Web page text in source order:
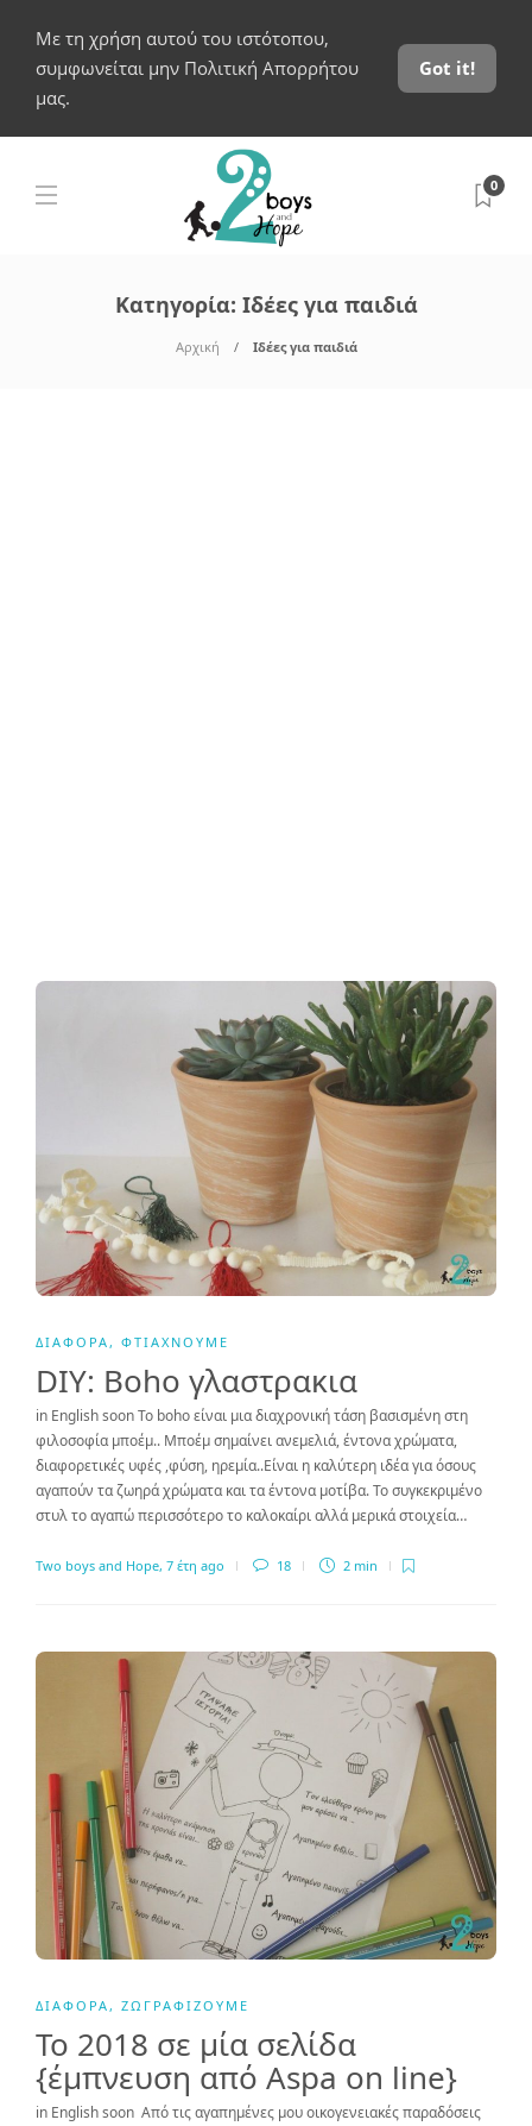
Με τη χρήση αυτού του ιστότοπου,
συμφωνείται μην Πολιτική Απορρήτου
μας.
Got it!
0
Κατηγορία: Ιδέες για παιδιά
Αρχική Ιδέες για παιδιά
ΔΙΆΦΟΡΑ , ΦΤΙΆΧΝΟΥΜΕ
DΙΥ: Boho γλαστρακια
in English soon Το boho είναι μια διαχρονική τάση βασισμένη στη
φιλοσοφία μποέμ.. Μποέμ σημαίνει ανεμελιά, έντονα χρώματα,
διαφορετικές υφές ,φύση, ηρεμία..Είναι η καλύτερη ιδέα για όσους
αγαπούν τα ζωηρά χρώματα και τα έντονα μοτίβα. Το συγκεκριμένο
στυλ το αγαπώ περισσότερο το καλοκαίρι αλλά μερικά στοιχεία…
Two boys and Hope, 7 έτη ago 18 2 min
ΔΙΆΦΟΡΑ, ΖΩΓΡΑΦΊΖΟΥΜΕ
Το 2018 σε μία σελίδα
{έμπνευση από Aspa on line}
in English soon Από τις αγαπημένες μου οικογενειακές παραδόσεις